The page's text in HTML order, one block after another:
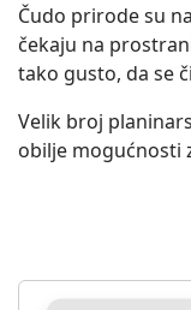
Čudo prirode su
čekaju na
tako gusto, da se
Velik broj
obilje mogućnosti